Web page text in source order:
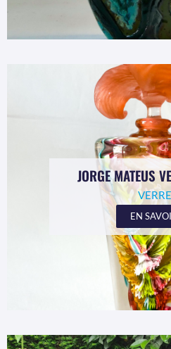
JORGE MATEUS
EN